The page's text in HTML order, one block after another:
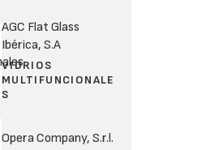
AGC Flat Glass
Ibérica, S.A
VIDRIOS
MULTIFUNCIONALE
S
Opera Company, S.r.l.